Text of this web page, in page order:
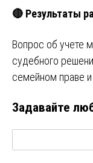
🔴 Результаты
Вопрос об учете
судебного
семейном праве и
Задавайте